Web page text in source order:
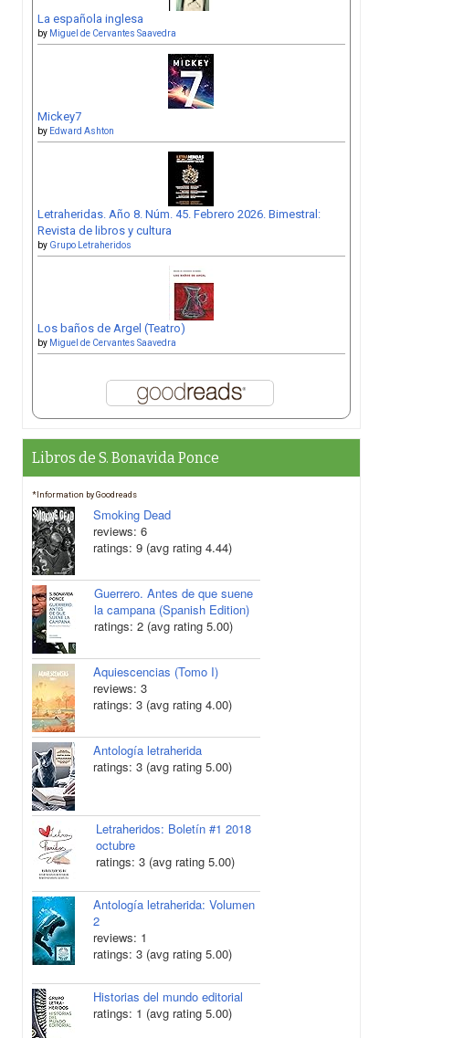
La española inglesa
by Miguel de Cervantes Saavedra
Mickey7
by Edward Ashton
Letraheridas. Año 8. Núm. 45. Febrero 2026. Bimestral:
Revista de libros y cultura
by Grupo Letraheridos
Los baños de Argel (Teatro)
by Miguel de Cervantes Saavedra
Libros de S. Bonavida Ponce
*Information by Goodreads
Smoking Dead
reviews: 6
ratings: 9 (avg rating 4.44)
Guerrero. Antes de que suene
la campana (Spanish Edition)
ratings: 2 (avg rating 5.00)
Aquiescencias (Tomo I)
reviews: 3
ratings: 3 (avg rating 4.00)
Antología letraherida
ratings: 3 (avg rating 5.00)
Letraheridos: Boletín #1 2018
octubre
ratings: 3 (avg rating 5.00)
Antología letraherida: Volumen
2
reviews: 1
ratings: 3 (avg rating 5.00)
Historias del mundo editorial
ratings: 1 (avg rating 5.00)